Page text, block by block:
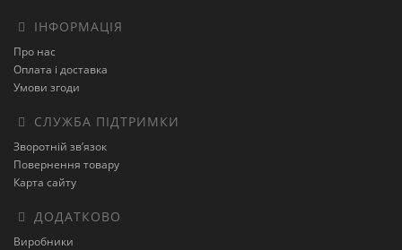
ІНФОРМАЦІЯ
Про нас
Оплата і доставка
Умови згоди
СЛУЖБА ПІДТРИМКИ
Зворотній зв’язок
Повернення товару
Карта сайту
ДОДАТКОВО
Виробники